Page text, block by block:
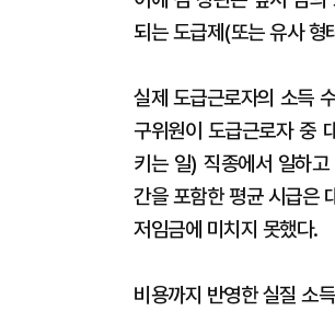
되는 도급제(또는 유사 형
실제 도급근로자의 소득
구위원이 도급근로자 중
키는 일) 직종에서 일하
간을 포함한 평균 시급은
저임금에 미치지 못했다.
비용까지 반영한 실질 소